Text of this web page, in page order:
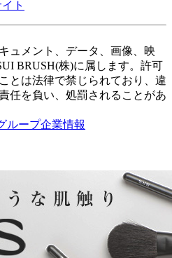
ト
ュメント、データ、画像、映
BRUSH(株)に属します。許可
とは法律で禁じられており、違
任を負い、処罰されることがあ
ループ企業情報